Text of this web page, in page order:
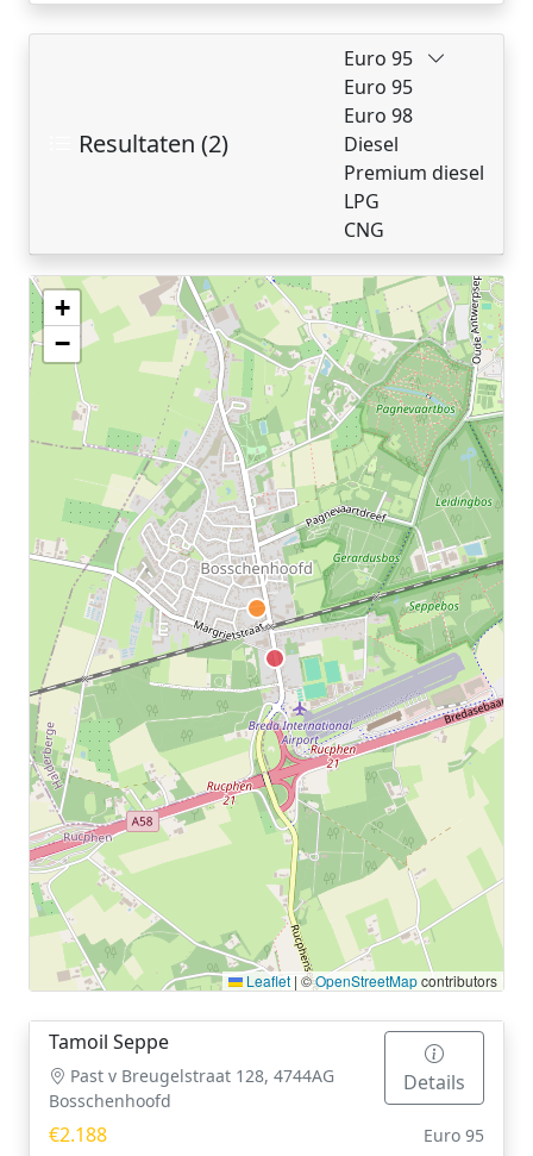
Resultaten (2)
Euro 95
Euro 95
Euro 98
Diesel
Premium diesel
LPG
CNG
Geen tankstations met locatiegegevens gevonden.
De kaart kan niet worden weergegeven zonder GPS coördinaten.
+
−
Leaflet | ©OpenStreetMapcontributors
Tamoil Seppe
Past v Breugelstraat 128, 4744AG
Bosschenhoofd
Details
€2.188
Euro 95